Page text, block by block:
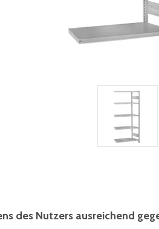
des Nutzers ausreichend